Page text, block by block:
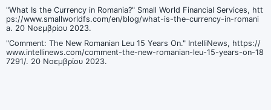
"What Is the Currency in Romania?" Small World Financial Services, htt
ps://www.smallworldfs.com/en/blog/what-is-the-currency-in-romani
a. 20 Νοεμβρίου 2023.
"Comment: The New Romanian Leu 15 Years On." IntelliNews, https://
www.intellinews.com/comment-the-new-romanian-leu-15-years-on-18
7291/. 20 Νοεμβρίου 2023.